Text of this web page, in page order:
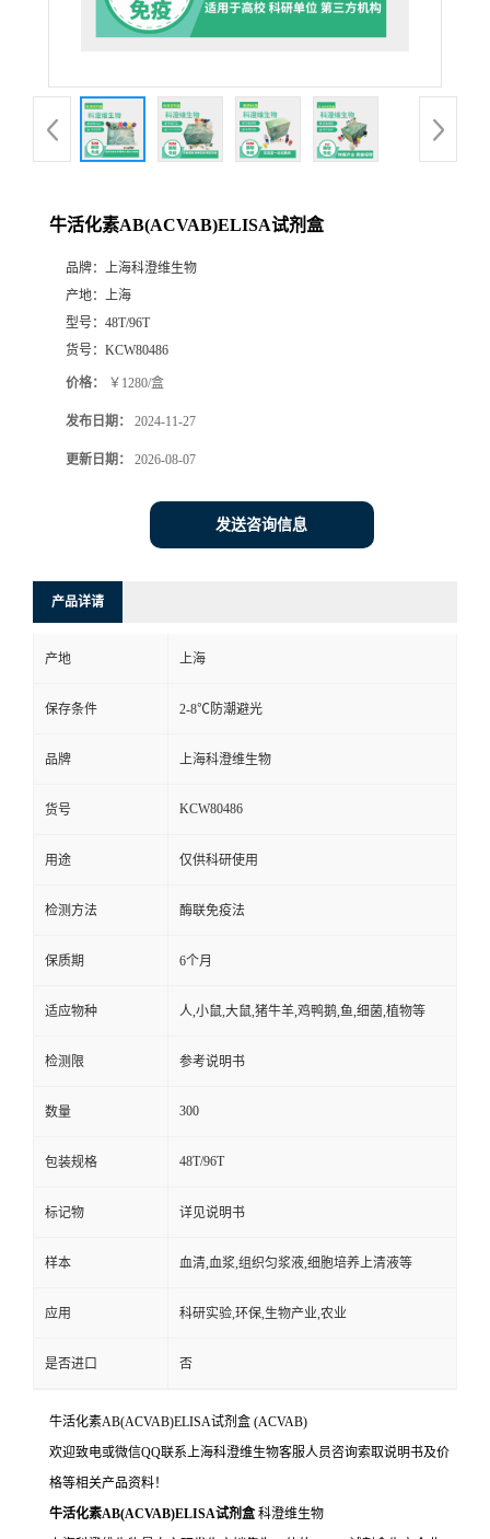
牛活化素AB(ACVAB)ELISA试剂盒
品牌：
上海科澄维生物
产地：
上海
型号： 48T/96T
货号： KCW80486
价格： ￥1280/盒
发布日期： 2024-11-27
更新日期： 2026-08-07
发送咨询信息
产品详请
产地 上海
保存条件 2-8℃防潮避光
品牌 上海科澄维生物
货号 KCW80486
用途 仅供科研使用
检测方法 酶联免疫法
保质期 6个月
适应物种 人,小鼠,大鼠,猪牛羊,鸡鸭鹅,鱼,细菌,植物等
检测限 参考说明书
数量 300
包装规格 48T/96T
标记物 详见说明书
样本 血清,血浆,组织匀浆液,细胞培养上清液等
应用 科研实验,环保,生物产业,农业
是否进口 否
牛活化素AB(ACVAB)ELISA试剂盒 (ACVAB)
欢迎致电或微信QQ联系上海科澄维生物客服人员咨询索取说明书及价
格等相关产品资料！
牛活化素AB(ACVAB)ELISA试剂盒 科澄维生物